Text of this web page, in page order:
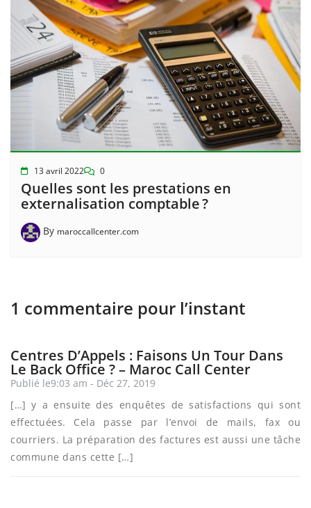
13 avril 2022 0
Quelles sont les prestations en
externalisation comptable ?
By maroccallcenter.com
1 commentaire pour l’instant
Centres D’Appels : Faisons Un Tour Dans
Le Back Office ? – Maroc Call Center
Publié le9:03 am - Déc 27, 2019
[…] y a ensuite des enquêtes de satisfactions qui sont
effectuées. Cela passe par l’envoi de mails, fax ou
courriers. La préparation des factures est aussi une tâche
commune dans cette […]